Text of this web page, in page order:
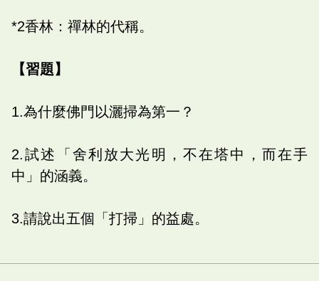
*2香林：禪林的代稱。
【習題】
1.為什麼佛門以灑掃為第一？
2.試述「舍利放大光明，不在塔中，而在手
中」的涵義。
3.請說出五個「打掃」的益處。